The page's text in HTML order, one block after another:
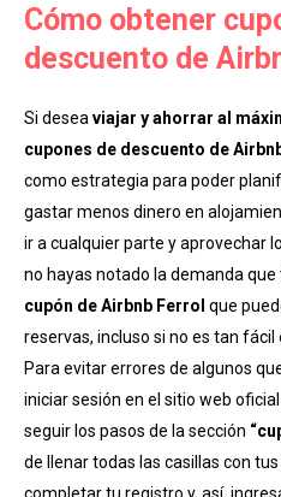
Cómo obtener
descuento de
Si desea viajar y ahorrar al
cupones de descuento de
como estrategia para poder
gastar menos dinero en
ir a cualquier parte y aprovechar
no hayas notado la demanda que
cupón de Airbnb Ferrol que
reservas, incluso si no es tan fácil
Para evitar errores de algunos
iniciar sesión en el sitio web
seguir los pasos de la sección
de llenar todas las casillas con
completar tu registro y, así,